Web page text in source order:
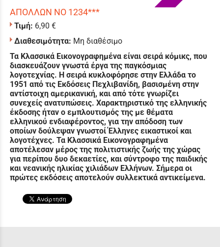
ΑΠΟΛΛΩΝ ΝΟ 1234***
Τιμή: 6,90 €
Διαθεσιμότητα: Μη διαθέσιμο
Τα Κλασσικά Εικονογραφημένα είναι σειρά κόμικς, που
διασκευάζουν γνωστά έργα της παγκόσμιας
λογοτεχνίας. Η σειρά κυκλοφόρησε στην Ελλάδα το
1951 από τις Εκδόσεις Πεχλιβανίδη, βασισμένη στην
αντίστοιχη αμερικανική, και από τότε γνωρίζει
συνεχείς ανατυπώσεις. Χαρακτηριστικό της ελληνικής
έκδοσης ήταν ο εμπλουτισμός της με θέματα
ελληνικού ενδιαφέροντος, για την απόδοση των
οποίων δούλεψαν γνωστοί Έλληνες εικαστικοί και
λογοτέχνες. Τα Κλασσικά Εικονογραφημένα
αποτέλεσαν μέρος της πολιτιστικής ζωής της χώρας
για περίπου δυο δεκαετίες, και σύντροφο της παιδικής
και νεανικής ηλικίας χιλιάδων Ελλήνων. Σήμερα οι
πρώτες εκδόσεις αποτελούν συλλεκτικά αντικείμενα.